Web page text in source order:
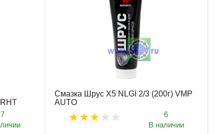
7
Смазка Шрус X5 NLGI 2/3 (200г) VMP
AUTO
6
В наличии